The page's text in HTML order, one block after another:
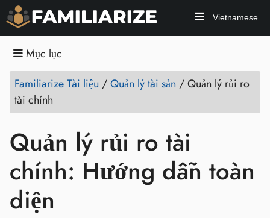
Vietnamese
Mục lục
Familiarize Tài liệu /Quản lý tài sản /Quản lý rủi ro
tài chính
Quản lý rủi ro tài
chính: Hướng dẫn toàn
diện